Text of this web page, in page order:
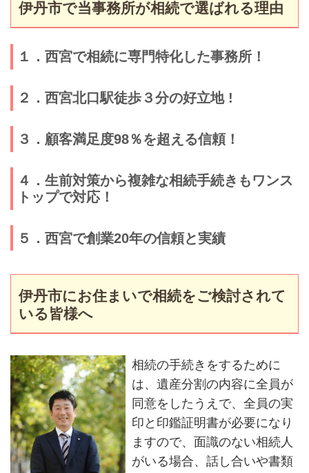
伊丹市で当事務所が相続で選ばれる理由
１．西宮で相続に専門特化した事務所！
２．西宮北口駅徒歩３分の好立地 !
３．顧客満足度98％を超える信頼！
４．生前対策から複雑な相続手続きもワンス
トップで対応！
５．西宮で創業20年の信頼と実績
伊丹市にお住まいで相続をご検討されて
いる皆様へ
相続の手続きをするために
は、遺産分割の内容に全員が
同意をしたうえで、全員の実
印と印鑑証明書が必要になり
ますので、面識のない相続人
がいる場合、話し合いや書類